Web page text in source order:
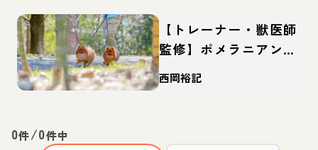
【トレーナー・獣医師
監修】ポメラニアンっ
てどんな犬？性格・特
徴・育て方・迎え方
西岡裕記
0件/0件中